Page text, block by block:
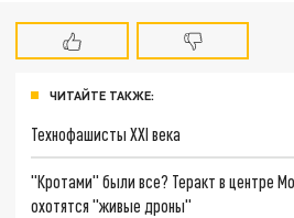
ЧИТАЙТЕ ТАКЖЕ:
Технофашисты XXI века
"Кротами" были все? Теракт в центре
охотятся "живые дроны"